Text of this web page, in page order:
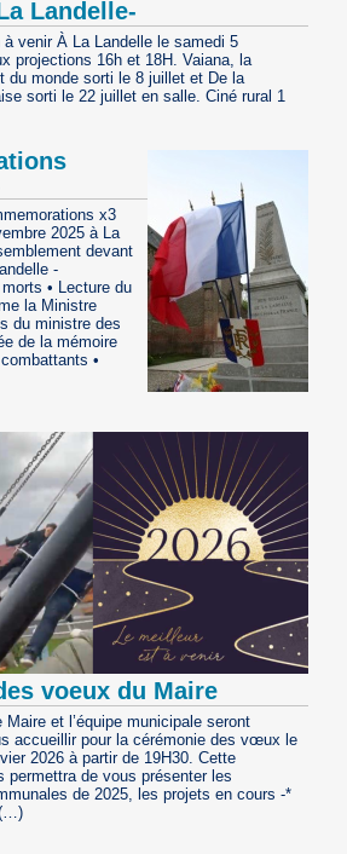
Landelle-
à venir À La Landelle le samedi 5
projections 16h et 18H. Vaiana, la
du monde sorti le 8 juillet et De la
sorti le 22 juillet en salle. Ciné rural 1
x3
2025 à La
devant
-
• Lecture du
la Ministre
du ministre des
de la mémoire
•
voeux du Maire
Maire et l’équipe municipale seront
accueillir pour la cérémonie des vœux le
2026 à partir de 19H30. Cette
permettra de vous présenter les
de 2025, les projets en cours -*